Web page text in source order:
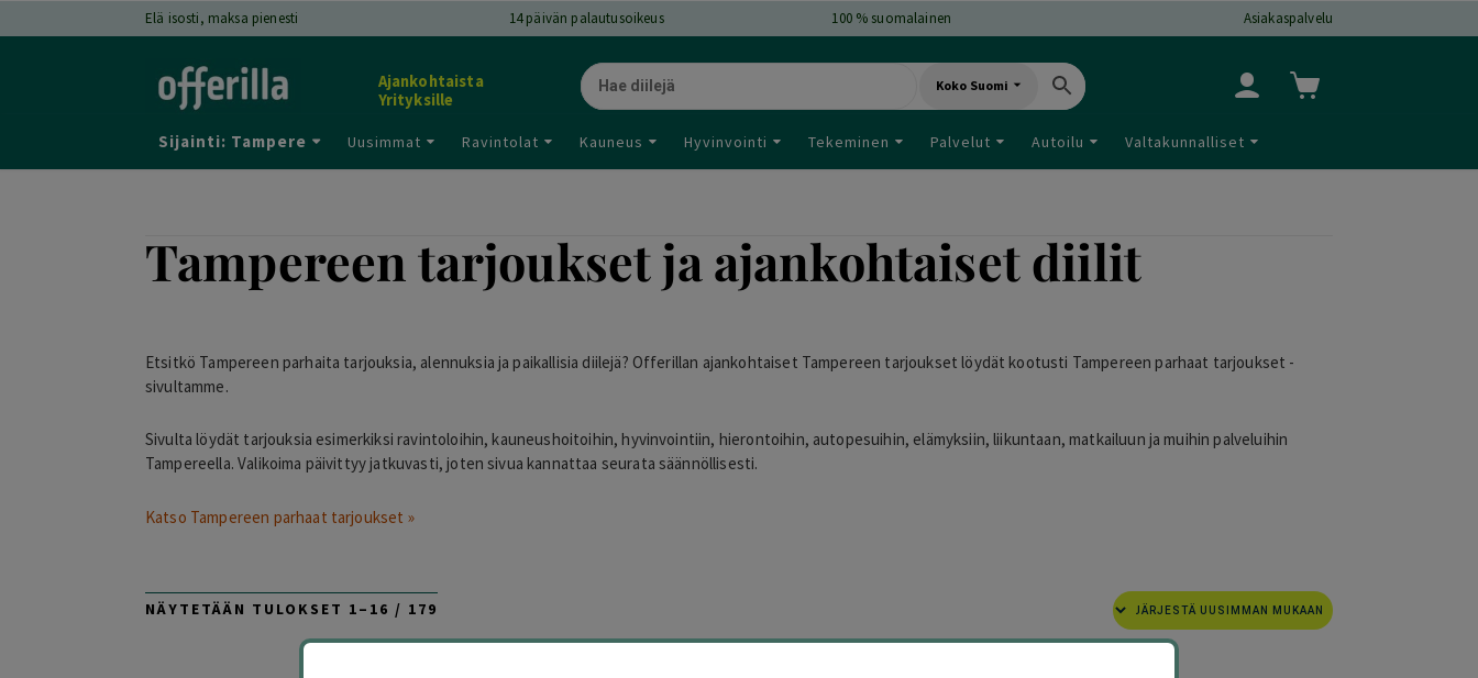
Elä isosti, maksa pienesti 14päivän palautusoikeus 100 % suomalainen Asiakaspalvelu
Ajankohtaista
Yrityksille
Koko Suomi
Sijainti: Tampere Uusimmat Ravintolat Kauneus Hyvinvointi Tekeminen Palvelut Autoilu Valtakunnalliset
Tampereen tarjoukset ja ajankohtaiset diilit
Etsitkö Tampereen parhaita tarjouksia, alennuksia ja paikallisia diilejä? Offerillan ajankohtaiset Tampereen tarjoukset löydät kootusti Tampereen parhaat tarjoukset -
sivultamme.
Sivulta löydät tarjouksia esimerkiksi ravintoloihin, kauneushoitoihin, hyvinvointiin, hierontoihin, autopesuihin, elämyksiin, liikuntaan, matkailuun ja muihin palveluihin
Tampereella. Valikoima päivittyy jatkuvasti, joten sivua kannattaa seurata säännöllisesti.
Katso Tampereen parhaat tarjoukset »
NÄYTETÄÄN TULOKSET 1–16 / 179